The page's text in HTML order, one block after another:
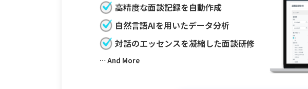
高精度な面談記録を自動作成
自然言語AIを用いたデータ分析
対話のエッセンスを凝縮した面談研修
… And More